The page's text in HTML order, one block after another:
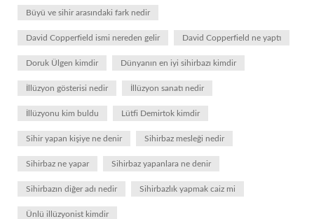
Büyü ve sihir arasındaki fark nedir
David Copperfield ismi nereden gelir David Copperfield ne yaptı
Doruk Ülgen kimdir Dünyanın en iyi sihirbazı kimdir
İllüzyon gösterisi nedir İllüzyon sanatı nedir
İllüzyonu kim buldu Lütfi Demirtok kimdir
Sihir yapan kişiye ne denir Sihirbaz mesleği nedir
Sihirbaz ne yapar Sihirbaz yapanlara ne denir
Sihirbazın diğer adı nedir Sihirbazlık yapmak caiz mi
Ünlü illüzyonist kimdir